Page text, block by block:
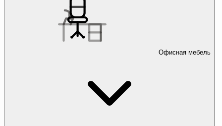
Офисная мебель